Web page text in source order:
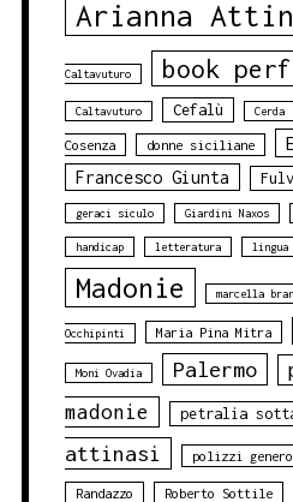
Arianna
Caltavuturo book
Caltavuturo Cefalù Cerda
Cosenza donne siciliane
Francesco Giunta
geraci siculo Giardini Naxos
handicap letteratura
Madonie marcella
Occhipinti Maria Pina Mitra
Moni Ovadia Palermo
madonie
petralia
attinasi
polizzi
Randazzo Roberto Sottile